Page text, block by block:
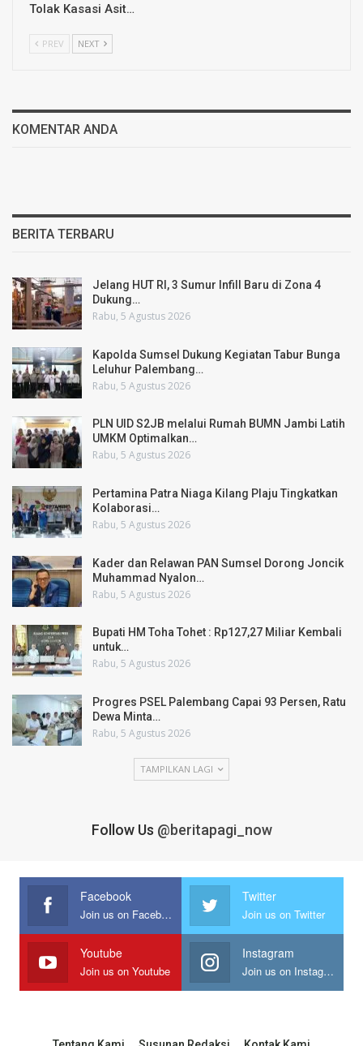
Tolak Kasasi Asit…
PREV NEXT
KOMENTAR ANDA
BERITA TERBARU
Jelang HUT RI, 3 Sumur Infill Baru di Zona 4
Dukung…
Rabu, 5 Agustus 2026
Kapolda Sumsel Dukung Kegiatan Tabur Bunga
Leluhur Palembang…
Rabu, 5 Agustus 2026
PLN UID S2JB melalui Rumah BUMN Jambi Latih
UMKM Optimalkan…
Rabu, 5 Agustus 2026
Pertamina Patra Niaga Kilang Plaju Tingkatkan
Kolaborasi…
Rabu, 5 Agustus 2026
Kader dan Relawan PAN Sumsel Dorong Joncik
Muhammad Nyalon…
Rabu, 5 Agustus 2026
Bupati HM Toha Tohet : Rp127,27 Miliar Kembali
untuk…
Rabu, 5 Agustus 2026
Progres PSEL Palembang Capai 93 Persen, Ratu
Dewa Minta…
Rabu, 5 Agustus 2026
TAMPILKAN LAGI
Follow Us @beritapagi_now
Facebook
Join us on Facebook
Twitter
Join us on Twitter
Youtube
Join us on Youtube
Instagram
Join us on Instagram